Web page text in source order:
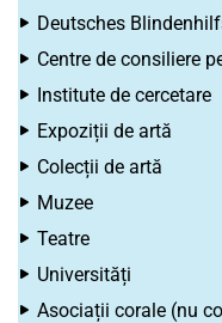
Deutsches
Centre de consiliere
Institute de cercetare
Expoziții de artă
Colecții de artă
Muzee
Teatre
Universități
Asociații corale (nu